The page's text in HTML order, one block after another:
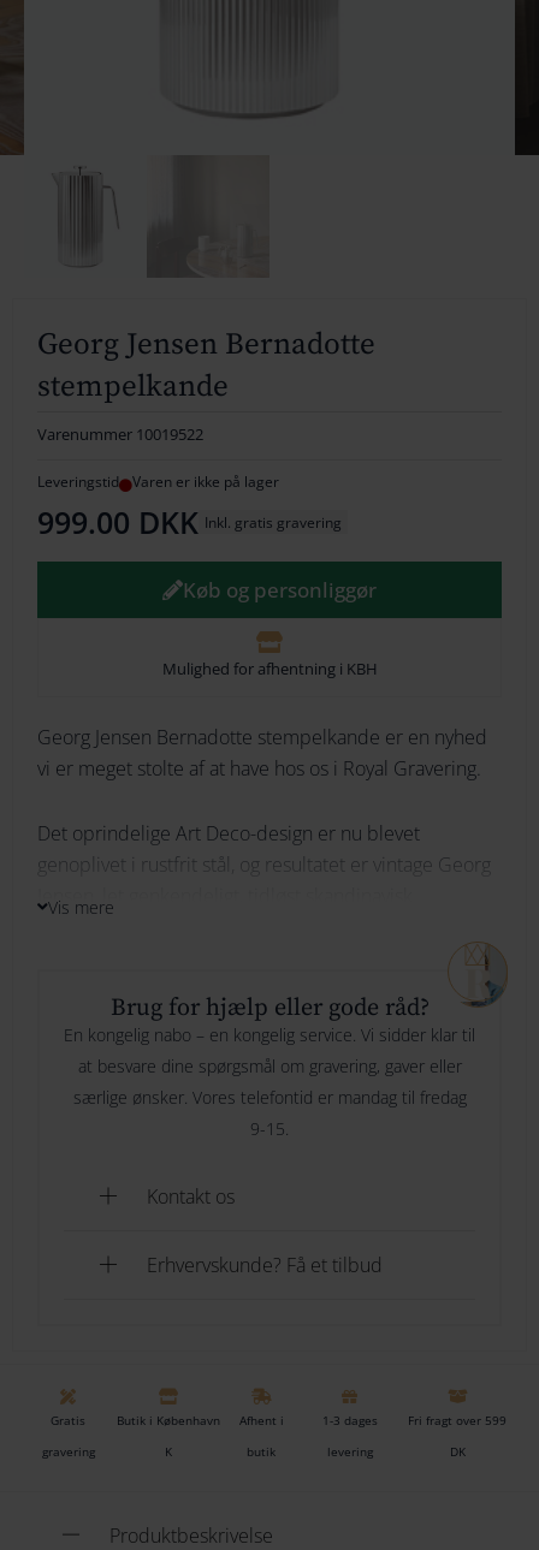
244
254
284
Georg Jensen Bernadotte
stempelkande
Varenummer 10019522
Leveringstid Varen er ikke på lager
999.00 DKK Inkl. gratis gravering
Køb og personliggør
Mulighed for afhentning i KBH
Ikke på lager
Bliv underrettet
Georg Jensen Bernadotte stempelkande er en nyhed
vi er meget stolte af at have hos os i Royal Gravering.
Det oprindelige Art Deco-design er nu blevet
genoplivet i rustfrit stål, og resultatet er vintage Georg
Jensen, let genkendeligt, tidløst skandinavisk
Gratis indgravering i Georg Jensen Bernadotte
Skal Bernadotte stempelkanden gives som en gave, f
eks til et bryllup, fødselsdag, jubilæum eller andet kan
stempelkanden. Det kan være en lykønskning til
Vis mere
Brug for hjælp eller gode råd?
En kongelig nabo – en kongelig service. Vi sidder klar til
at besvare dine spørgsmål om gravering, gaver eller
særlige ønsker. Vores telefontid er mandag til fredag
9-15.
Kontakt os
Erhvervskunde? Få et tilbud
Gratis
gravering
Butik i København
K
Afhent i
butik
1-3 dages
levering
Fri fragt over 599
DK
Produktbeskrivelse